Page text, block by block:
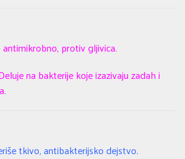
protiv gljivica.
na bakterije koje izazivaju zadah i
tkivo, antibakterijsko dejstvo.